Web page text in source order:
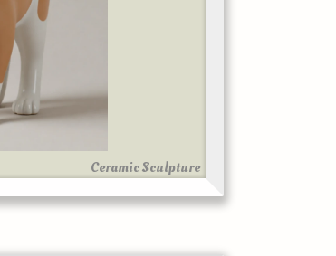
Ceramic Sculpture